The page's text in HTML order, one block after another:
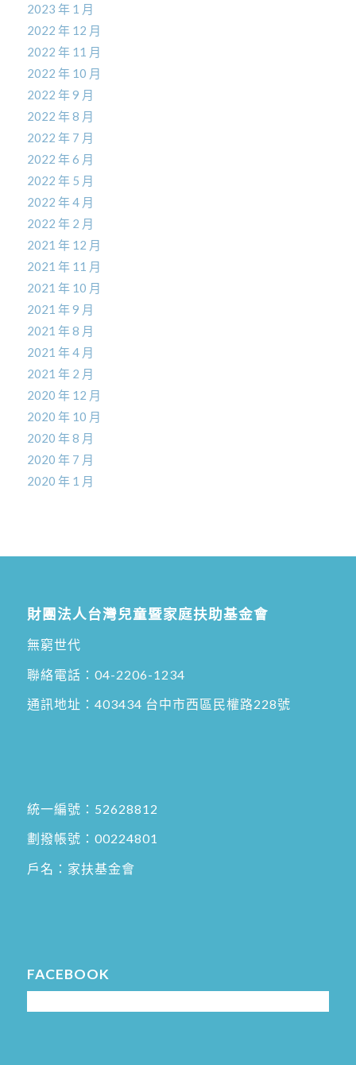
2023 年 1 月
2022 年 12 月
2022 年 11 月
2022 年 10 月
2022 年 9 月
2022 年 8 月
2022 年 7 月
2022 年 6 月
2022 年 5 月
2022 年 4 月
2022 年 2 月
2021 年 12 月
2021 年 11 月
2021 年 10 月
2021 年 9 月
2021 年 8 月
2021 年 4 月
2021 年 2 月
2020 年 12 月
2020 年 10 月
2020 年 8 月
2020 年 7 月
2020 年 1 月
財團法人台灣兒童暨家庭扶助基金會
無窮世代
聯絡電話： 04-2206-1234
通訊地址： 403434 台中市西區民權路228號
統一編號：52628812
劃撥帳號：00224801
戶名：家扶基金會
FACEBOOK